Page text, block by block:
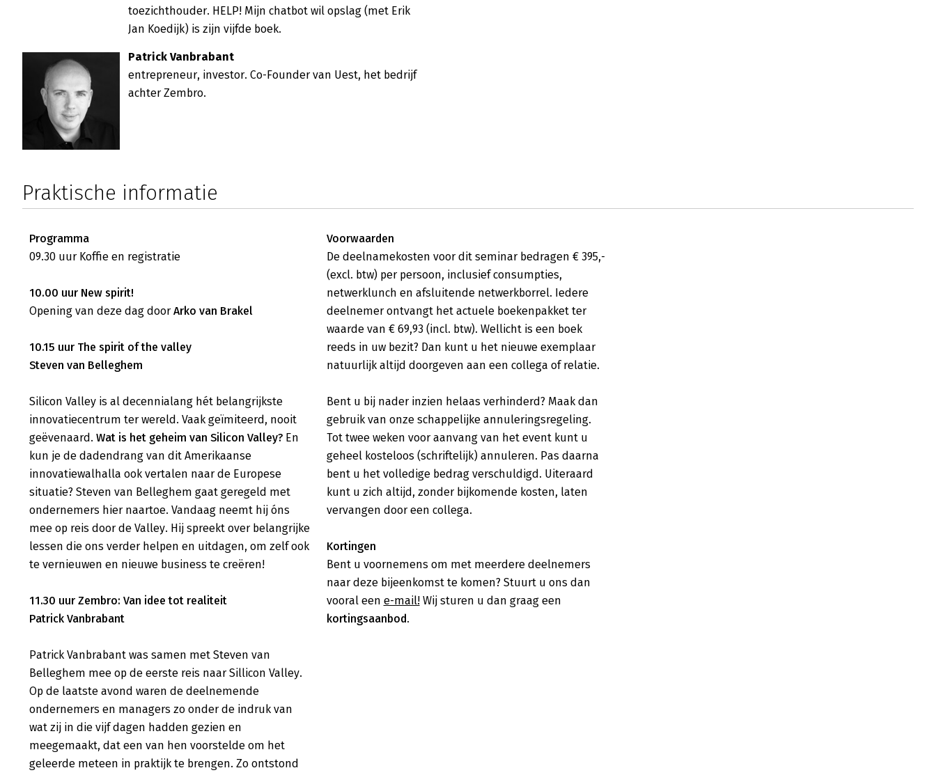
toezichthouder. HELP! Mijn chatbot wil opslag (met Erik
Jan Koedijk) is zijn vijfde boek.
Patrick Vanbrabant
entrepreneur, investor. Co-Founder van Uest, het bedrijf
achter Zembro.
Praktische informatie
Programma
09.30 uur Koffie en registratie
10.00 uur New spirit!
Opening van deze dag doorArko van Brakel
10.15 uur The spirit of the valley
Steven van Belleghem
Silicon Valley is al decennialang hét belangrijkste
innovatiecentrum ter wereld. Vaak geïmiteerd, nooit
geëvenaard. Wat is het geheim van Silicon Valley? En
kun je de dadendrang van dit Amerikaanse
innovatiewalhalla ook vertalen naar de Europese
situatie? Steven van Belleghem gaat geregeld met
ondernemers hier naartoe. Vandaag neemt hij óns
mee op reis door de Valley. Hij spreekt over belangrijke
lessen die ons verder helpen en uitdagen, om zelf ook
te vernieuwen en nieuwe business te creëren!
11.30 uur Zembro: Van idee tot realiteit
Patrick Vanbrabant
Patrick Vanbrabant was samen met Steven van
Belleghem mee op de eerste reis naar Sillicon Valley.
Op de laatste avond waren de deelnemende
ondernemers en managers zo onder de indruk van
wat zij in die vijf dagen hadden gezien en
meegemaakt, dat een van hen voorstelde om het
geleerde meteen in praktijk te brengen. Zo ontstond
Voorwaarden
De deelnamekosten voor dit seminar bedragen € 395,-
(excl. btw) per persoon, inclusief consumpties,
netwerklunch en afsluitende netwerkborrel. Iedere
deelnemer ontvangt het actuele boekenpakket ter
waarde van € 69,93 (incl. btw). Wellicht is een boek
reeds in uw bezit? Dan kunt u het nieuwe exemplaar
natuurlijk altijd doorgeven aan een collega of relatie.
Bent u bij nader inzien helaas verhinderd? Maak dan
gebruik van onze schappelijke annuleringsregeling.
Tot twee weken voor aanvang van het event kunt u
geheel kosteloos (schriftelijk) annuleren. Pas daarna
bent u het volledige bedrag verschuldigd. Uiteraard
kunt u zich altijd, zonder bijkomende kosten, laten
vervangen door een collega.
Kortingen
Bent u voornemens om met meerdere deelnemers
naar deze bijeenkomst te komen? Stuurt u ons dan
vooral een e-mail!Wij sturen u dan graag een
kortingsaanbod.